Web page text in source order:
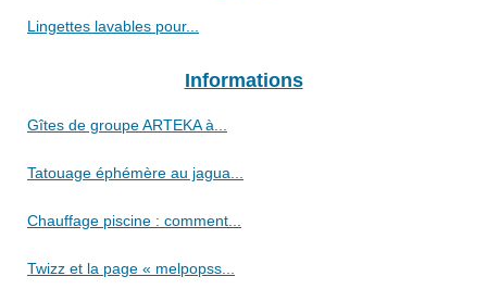
Lingettes lavables pour...
Informations
Gîtes de groupe ARTEKA à...
Tatouage éphémère au jagua...
Chauffage piscine : comment...
Twizz et la page « melpopss...